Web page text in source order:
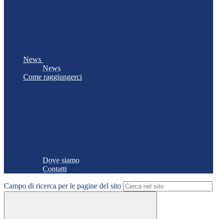
News
News
Come raggiungerci
Dove siamo
Contatti
Campo di ricerca per le pagine del sito